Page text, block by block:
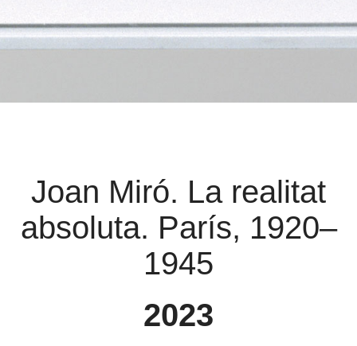
Joan Miró. La realitat
absoluta. París, 1920–
1945
2023